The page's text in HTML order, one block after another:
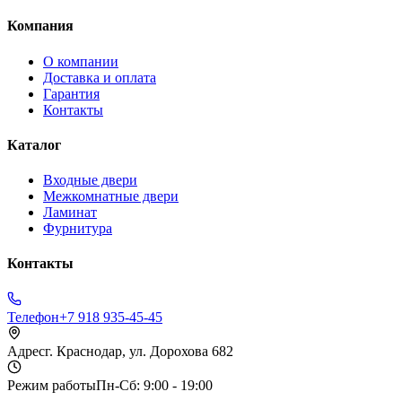
Компания
О компании
Доставка и оплата
Гарантия
Контакты
Каталог
Входные двери
Межкомнатные двери
Ламинат
Фурнитура
Контакты
Телефон+7 918 935-45-45
Адресг. Краснодар, ул. Дорохова 682
Режим работыПн-Сб: 9:00 - 19:00